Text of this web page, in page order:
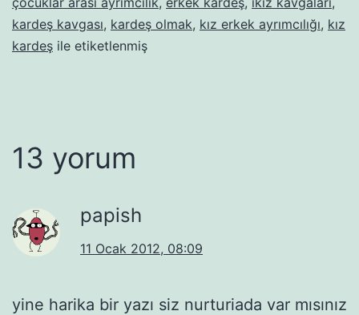
kardeş kavgası, kardeş olmak, kız erkek ayrımcılığı, kız
kardeş ile etiketlenmiş
13 yorum
papish
11 Ocak 2012, 08:09
yine harika bir yazı siz nurturiada var mısınız